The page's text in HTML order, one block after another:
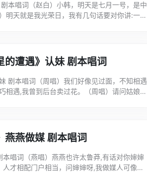
本唱词（赵白）小韩，明天是七月一号，是中
明天就是我光荣日，我有几句话要对你讲:一朝
的遭遇》认妹 剧本唱词
剧本唱词（周唱）我们好像见过面，不知相遇
相遇,我曾到后台卖过花。（周唱）请问姑娘名
燕燕做媒 剧本唱词
唱词（燕唱）燕燕也许太鲁莽,有话对你婶婶
才相配门户相当，问婶婶呀,我做媒人可像